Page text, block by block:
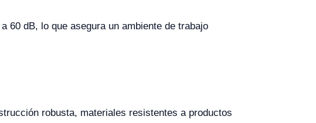
60 dB, lo que asegura un ambiente de trabajo
robusta, materiales resistentes a productos